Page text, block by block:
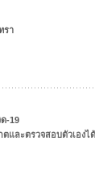
รา
-19
ตและตรวจสอบตัวเองได้